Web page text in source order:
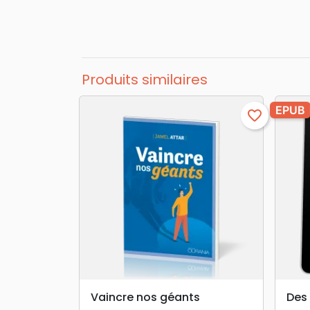
Produits similaires
APERÇU RAPIDE
favorite_border
Vaincre nos géants
EPUB